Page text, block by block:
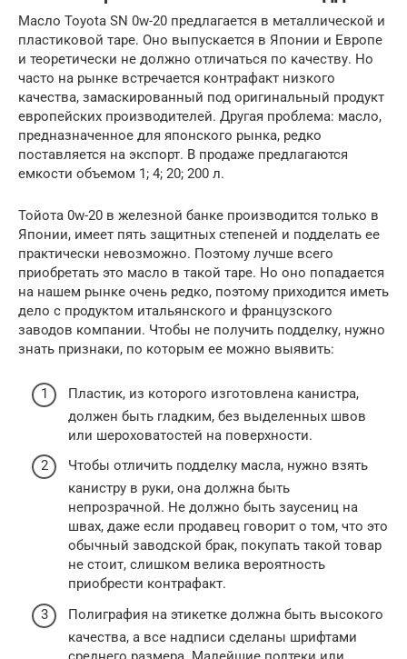
Масло Toyota SN 0w-20 предлагается в металлической и
пластиковой таре. Оно выпускается в Японии и Европе
и теоретически не должно отличаться по качеству. Но
часто на рынке встречается контрафакт низкого
качества, замаскированный под оригинальный продукт
европейских производителей. Другая проблема: масло,
предназначенное для японского рынка, редко
поставляется на экспорт. В продаже предлагаются
емкости объемом 1; 4; 20; 200 л.
Тойота 0w-20 в железной банке производится только в
Японии, имеет пять защитных степеней и подделать ее
практически невозможно. Поэтому лучше всего
приобретать это масло в такой таре. Но оно попадается
на нашем рынке очень редко, поэтому приходится иметь
дело с продуктом итальянского и французского
заводов компании. Чтобы не получить подделку, нужно
знать признаки, по которым ее можно выявить:
Пластик, из которого изготовлена канистра,
должен быть гладким, без выделенных швов
или шероховатостей на поверхности.
Чтобы отличить подделку масла, нужно взять
канистру в руки, она должна быть
непрозрачной. Не должно быть заусениц на
швах, даже если продавец говорит о том, что это
обычный заводской брак, покупать такой товар
не стоит, слишком велика вероятность
приобрести контрафакт.
Полиграфия на этикетке должна быть высокого
качества, а все надписи сделаны шрифтами